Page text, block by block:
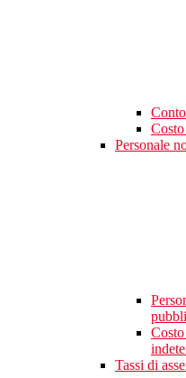
Personale
Tassi di